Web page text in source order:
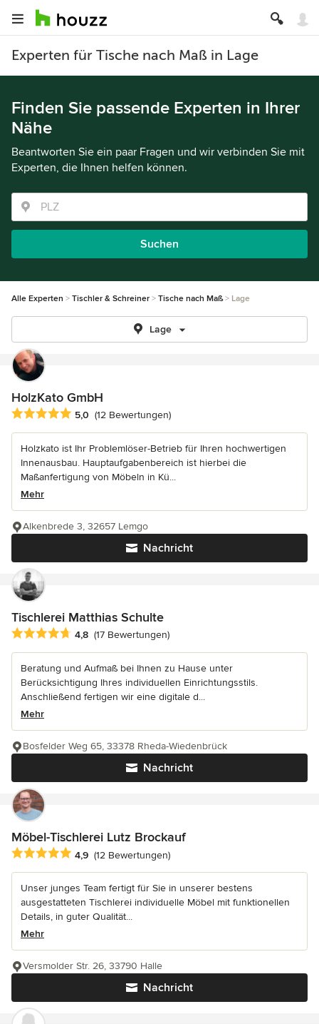
Experten für Tische nach Maß in Lage
Finden Sie passende Experten in Ihrer
Nähe
Beantworten Sie ein paar Fragen und wir verbinden Sie mit
Experten, die Ihnen helfen können.
Suchen
Alle Experten Tischler & Schreiner Tische nach Maß Lage
Lage
HolzKato GmbH
Durchschnittliche Bewertung: 5 von 5 Sternen
5,0 (12 Bewertungen)
Holzkato ist Ihr Problemlöser-Betrieb für Ihren hochwertigen
Innenausbau. Hauptaufgabenbereich ist hierbei die
Maßanfertigung von Möbeln in Kü...
Mehr
Nachricht
Alkenbrede 3, 32657 Lemgo
Tischlerei Matthias Schulte
Durchschnittliche Bewertung: 4.8 von 5 Sternen
4,8 (17 Bewertungen)
Beratung und Aufmaß bei Ihnen zu Hause unter
Berücksichtigung Ihres individuellen Einrichtungsstils.
Anschließend fertigen wir eine digitale d...
Mehr
Nachricht
Bosfelder Weg 65, 33378 Rheda-Wiedenbrück
Möbel-Tischlerei Lutz Brockauf
Durchschnittliche Bewertung: 4.9 von 5 Sternen
4,9 (12 Bewertungen)
Unser junges Team fertigt für Sie in unserer bestens
ausgestatteten Tischlerei individuelle Möbel mit funktionellen
Details, in guter Qualität...
Mehr
Nachricht
Versmolder Str. 26, 33790 Halle